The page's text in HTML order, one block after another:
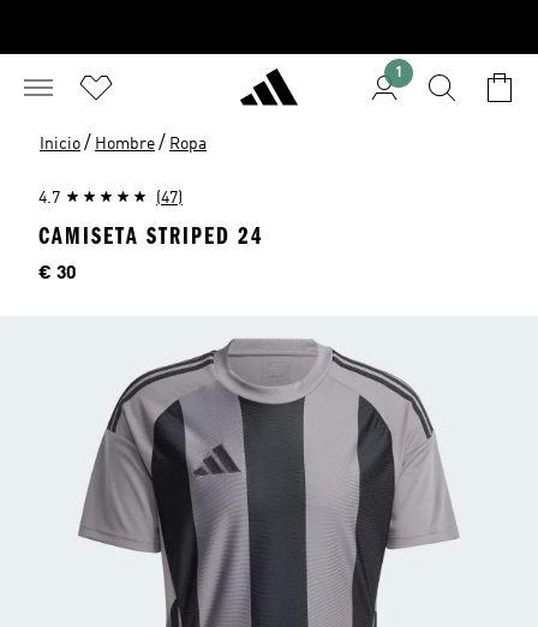
1
Inicio / Hombre / Ropa
4.7 (47)
CAMISETA STRIPED 24
Precio
€ 30